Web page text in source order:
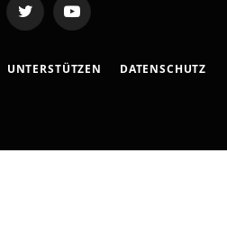
Twitter YouTube
UNTERSTÜTZEN DATENSCHUTZ